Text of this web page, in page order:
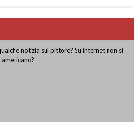
notizia sul pittore? Su internet non si